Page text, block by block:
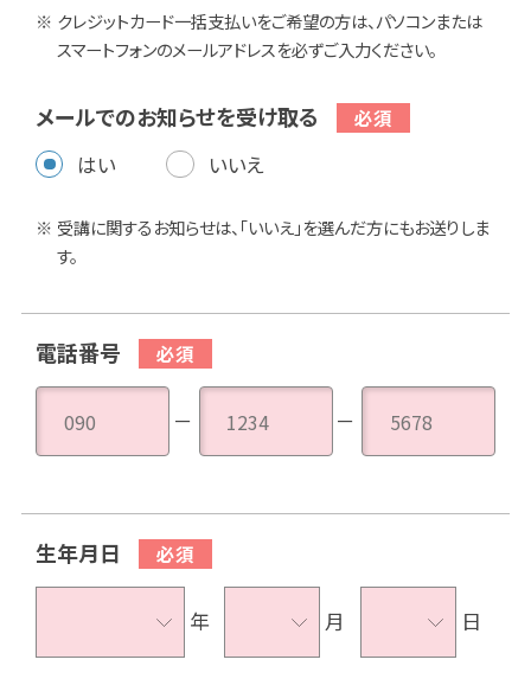
クレジットカード一括支払いをご希望の方は、パソコンまたは
スマートフォンのメールアドレスを必ずご入力ください。
メールでのお知らせを受け取る
はい いいえ
受講に関するお知らせは、「いいえ」を選んだ方にもお送りしま
す。
電話番号
－ －
生年月日
年 月 日